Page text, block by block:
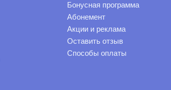
Бонусная программа
Абонемент
Акции и реклама
Оставить отзыв
Способы оплаты